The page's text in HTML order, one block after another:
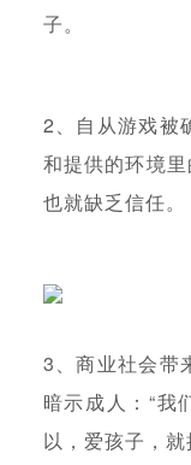
子。
2、自从游戏被
和提供的环境
也就缺乏信任。
3、商业社会带
暗示成人：“我
以，爱孩子，